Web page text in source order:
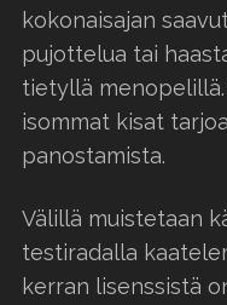
kokonaisajan
pujottelua tai
tietyllä menopelillä.
isommat kisat
panostamista.
Välillä muistetaan
testiradalla
kerran lisenssistä